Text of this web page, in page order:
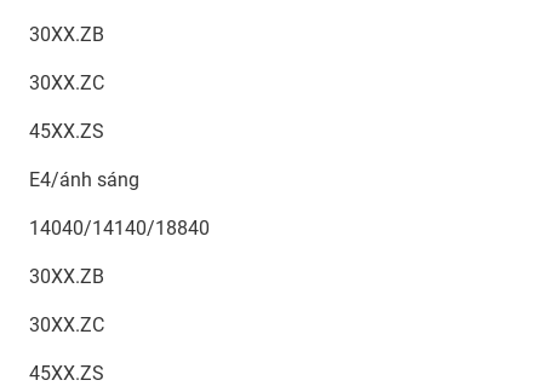
30XX.ZB
30XX.ZC
45XX.ZS
E4/ánh sáng
14040/14140/18840
30XX.ZB
30XX.ZC
45XX.ZS